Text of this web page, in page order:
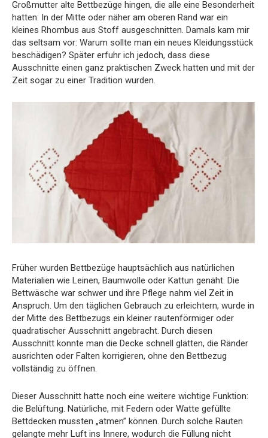
Großmutter alte Bettbezüge hingen, die alle eine Besonderheit
hatten: In der Mitte oder näher am oberen Rand war ein
kleines Rhombus aus Stoff ausgeschnitten. Damals kam mir
das seltsam vor: Warum sollte man ein neues Kleidungsstück
beschädigen? Später erfuhr ich jedoch, dass diese
Ausschnitte einen ganz praktischen Zweck hatten und mit der
Zeit sogar zu einer Tradition wurden.
Früher wurden Bettbezüge hauptsächlich aus natürlichen
Materialien wie Leinen, Baumwolle oder Kattun genäht. Die
Bettwäsche war schwer und ihre Pflege nahm viel Zeit in
Anspruch. Um den täglichen Gebrauch zu erleichtern, wurde in
der Mitte des Bettbezugs ein kleiner rautenförmiger oder
quadratischer Ausschnitt angebracht. Durch diesen
Ausschnitt konnte man die Decke schnell glätten, die Ränder
ausrichten oder Falten korrigieren, ohne den Bettbezug
vollständig zu öffnen.
Dieser Ausschnitt hatte noch eine weitere wichtige Funktion:
die Belüftung. Natürliche, mit Federn oder Watte gefüllte
Bettdecken mussten „atmen” können. Durch solche Rauten
gelangte mehr Luft ins Innere, wodurch die Füllung nicht